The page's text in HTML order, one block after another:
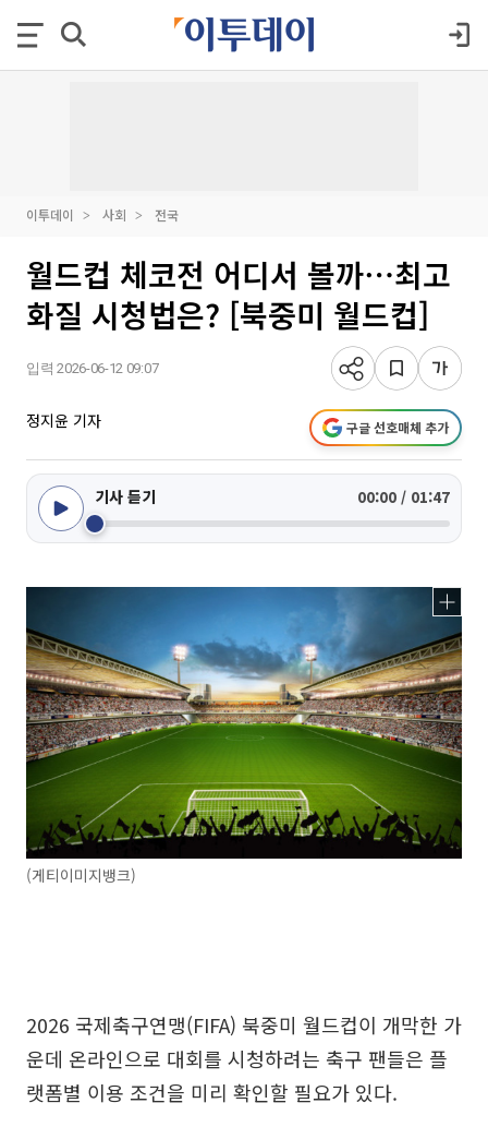
이투데이 사회 전국
월드컵 체코전 어디서 볼까⋯최고
화질 시청법은? [북중미 월드컵]
입력 2026-06-12 09:07
정지윤 기자 구글 선호매체 추가
기사 듣기 00:00 / 01:47
(게티이미지뱅크)
2026 국제축구연맹(FIFA) 북중미 월드컵이 개막한 가
운데 온라인으로 대회를 시청하려는 축구 팬들은 플
랫폼별 이용 조건을 미리 확인할 필요가 있다.